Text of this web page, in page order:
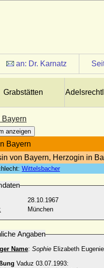
an: Dr. Karnatz
Grabstätten
Bayern
anzeigen
Bayern
von Bayern, Herzogin in
Wittelsbacher
28.10.1967
München
Angaben
Name: Sophie Elizabeth
Vaduz 03.07.1993: